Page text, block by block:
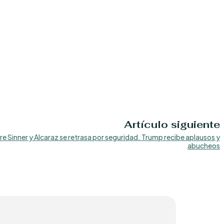
Artículo siguiente
Sinner y Alcaraz se retrasa por seguridad. Trump recibe aplausos y
abucheos